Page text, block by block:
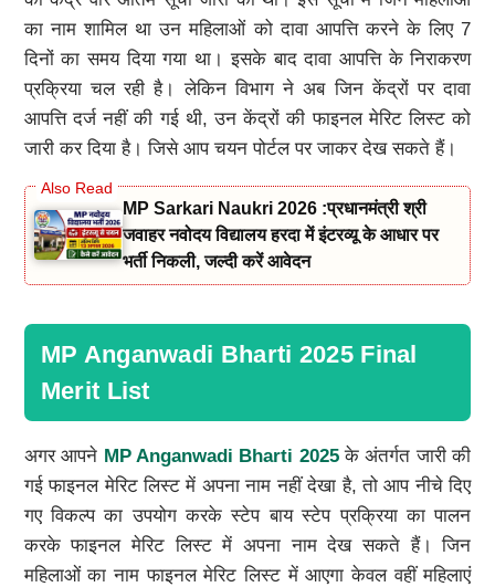
का नाम शामिल था उन महिलाओं को दावा आपत्ति करने के लिए 7
दिनों का समय दिया गया था। इसके बाद दावा आपत्ति के निराकरण
प्रक्रिया चल रही है। लेकिन विभाग ने अब जिन केंद्रों पर दावा
आपत्ति दर्ज नहीं की गई थी, उन केंद्रों की फाइनल मेरिट लिस्ट को
जारी कर दिया है। जिसे आप चयन पोर्टल पर जाकर देख सकते हैं।
MP Sarkari Naukri 2026 :प्रधानमंत्री श्री
जवाहर नवोदय विद्यालय हरदा में इंटरव्यू के आधार पर
भर्ती निकली, जल्दी करें आवेदन
MP Anganwadi Bharti 2025 Final
Merit List
अगर आपने MP Anganwadi Bharti 2025के अंतर्गत जारी की
गई फाइनल मेरिट लिस्ट में अपना नाम नहीं देखा है, तो आप नीचे दिए
गए विकल्प का उपयोग करके स्टेप बाय स्टेप प्रक्रिया का पालन
करके फाइनल मेरिट लिस्ट में अपना नाम देख सकते हैं। जिन
महिलाओं का नाम फाइनल मेरिट लिस्ट में आएगा केवल वहीं महिलाएं